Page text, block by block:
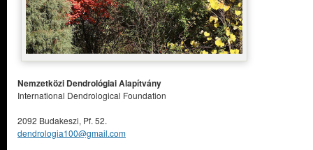
Nemzetközi Dendrológiai Alapítvány
International Dendrological Foundation
2092 Budakeszi, Pf. 52.
dendrologia100@gmail.com